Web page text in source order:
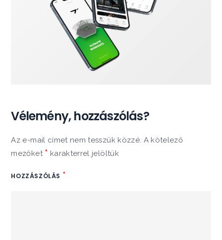
Vélemény, hozzászólás?
Az e-mail címet nem tesszük közzé. A kötelező
mezőket * karakterrel jelöltük
HOZZÁSZÓLÁS *